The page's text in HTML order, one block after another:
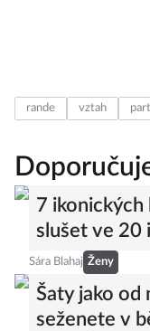
rande vztah
7 ikonických
slušet ve 20
Sára Blahaj Ženy
Šaty jako od
seženete v